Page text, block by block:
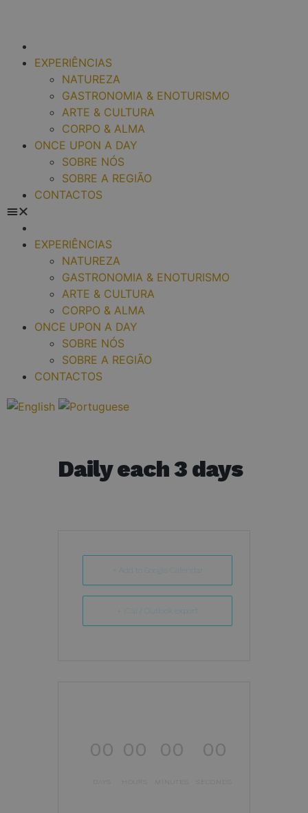
EXPERIÊNCIAS
NATUREZA
GASTRONOMIA & ENOTURISMO
ARTE & CULTURA
CORPO & ALMA
ONCE UPON A DAY
SOBRE NÓS
SOBRE A REGIÃO
CONTACTOS
EXPERIÊNCIAS
NATUREZA
GASTRONOMIA & ENOTURISMO
ARTE & CULTURA
CORPO & ALMA
ONCE UPON A DAY
SOBRE NÓS
SOBRE A REGIÃO
CONTACTOS
Daily each 3 days
+ Add to Google Calendar
+ iCal / Outlook export
00 00 00 00